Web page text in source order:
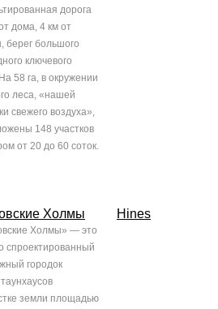
дорога
дома, 4 км от
берег большого
ключевого
58 га, в окружении
леса, «нашей
свежего воздуха»,
148 участков
от 20 до 60 соток.
Холмы
Холмы» — это
спроектированный
городок
земли площадью
Hines